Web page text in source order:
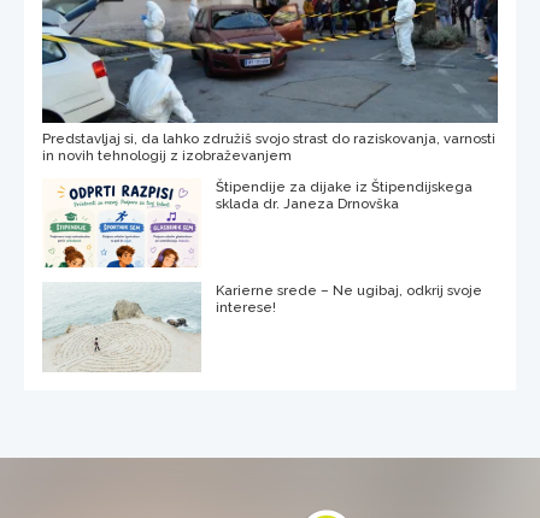
Predstavljaj si, da lahko združiš svojo strast do raziskovanja, varnosti
in novih tehnologij z izobraževanjem
Štipendije za dijake iz Štipendijskega
sklada dr. Janeza Drnovška
Karierne srede – Ne ugibaj, odkrij svoje
interese!